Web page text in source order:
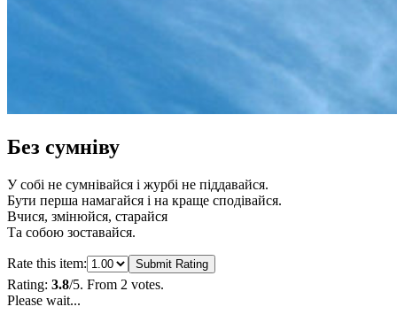
Без сумніву
У собі не сумнівайся і журбі не піддавайся.
Бути перша намагайся і на краще сподівайся.
Вчися, змінюйся, старайся
Та собою зоставайся.
Rate this item: Submit Rating
Rating: 3.8/5. From 2 votes.
Please wait...